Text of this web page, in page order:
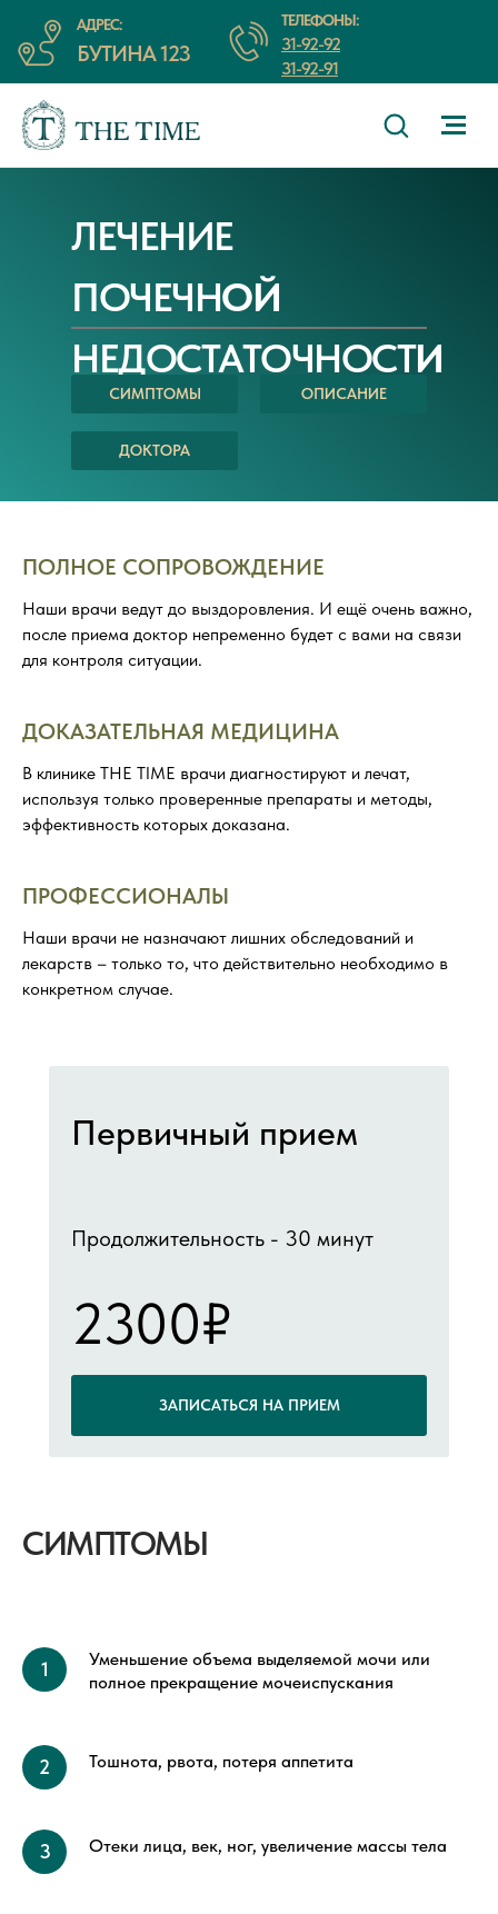
АДРЕС:
БУТИНА 123
ТЕЛЕФОНЫ:
31-92-92
31-92-91
ЛЕЧЕНИЕ
ПОЧЕЧНОЙ
НЕДОСТАТОЧНОСТИ
СИМПТОМЫ ОПИСАНИЕ
ДОКТОРА
ПОЛНОЕ СОПРОВОЖДЕНИЕ
Наши врачи ведут до выздоровления. И ещё очень важно,
после приема доктор непременно будет с вами на связи
для контроля ситуации.
ДОКАЗАТЕЛЬНАЯ МЕДИЦИНА
В клинике THE TIME врачи диагностируют и лечат,
используя только проверенные препараты и методы,
эффективность которых доказана.
ПРОФЕССИОНАЛЫ
Наши врачи не назначают лишних обследований и
лекарств – только то, что действительно необходимо в
конкретном случае.
Первичный прием
Продолжительность - 30 минут
2300₽
ЗАПИСАТЬСЯ НА ПРИЕМ
СИМПТОМЫ
Уменьшение объема выделяемой мочи или
полное прекращение мочеиспускания
Тошнота, рвота, потеря аппетита
Отеки лица, век, ног, увеличение массы тела